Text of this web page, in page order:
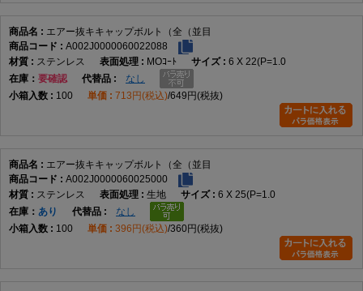
一方、ねじのない軸部で位置決めやせん断荷重を受ける用途には適合確認が必要で
す。
並目とは、同じ呼び径における標準的なピッチ系列を指します。データにはM2で
P=0.4、M2.5でP=0.45、M3でP=0.5、M4でP=0.7、M5でP=0.8、M6でP=1.0、M8で
P=1.25、M10でP=1.5、M12でP=1.75、M16でP=2.0が登録されています。
使用時は、呼び径、長さ、ピッチ、材質、表面処理に加え、エアー抜き通路の仕様
確認が必要です。
他のねじとの違い
なべ小ねじとの違い
なべ小ねじは、丸みのある頭部に十字穴などを備える小ねじです。本商品は六角穴
を持つキャップボルトとして登録され、エアー抜き用途と全ねじ仕様が商品名に示
エアー抜キキャップボルト（全（並目
A002J0000060022088
ステンレス
MOｺｰﾄ
6 X 22(P=1.0
在庫
要確認
なし
100
713円(税込) 649円(税抜)
エアー抜キキャップボルト（全（並目
A002J0000060025000
ステンレス
生地
6 X 25(P=1.0
在庫
あり
なし
100
396円(税込) 360円(税抜)